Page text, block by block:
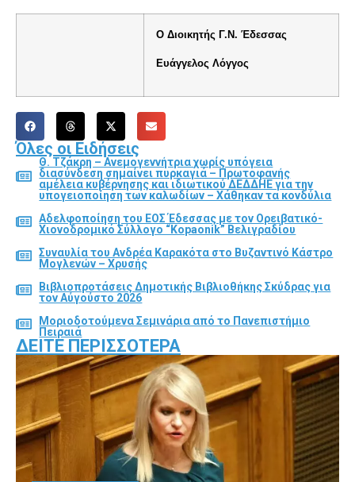
Ο Διοικητής Γ.Ν. Έδεσσας
Ευάγγελος Λόγγος
Όλες οι Ειδήσεις
Θ. Τζάκρη – Ανεμογεννήτρια χωρίς υπόγεια
διασύνδεση σημαίνει πυρκαγιά – Πρωτοφανής
αμέλεια κυβέρνησης και ιδιωτικού ΔΕΔΔΗΕ για την
υπογειοποίηση των καλωδίων – Χάθηκαν τα κονδύλια
Αδελφοποίηση του ΕΟΣ Έδεσσας με τον Ορειβατικό-
Χιονοδρομικό Σύλλογο “Kopaonik” Βελιγραδίου
Συναυλία του Ανδρέα Καρακότα στο Βυζαντινό Κάστρο
Μογλενών – Χρυσής
Βιβλιοπροτάσεις Δημοτικής Βιβλιοθήκης Σκύδρας για
τον Αύγούστο 2026
Μοριοδοτούμενα Σεμινάρια από το Πανεπιστήμιο
Πειραιά
ΔΕΊΤΕ ΠΕΡΙΣΣΌΤΕΡΑ